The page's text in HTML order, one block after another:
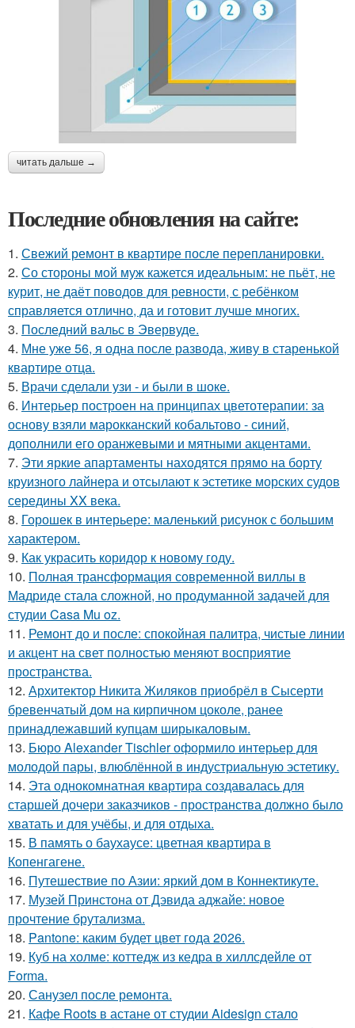
читать дальше →
Последние обновления на сайте:
1. Свежий ремонт в квартире после перепланировки.
2. Со стороны мой муж кажется идеальным: не пьёт, не
курит, не даёт поводов для ревности, с ребёнком
справляется отлично, да и готовит лучше многих.
3. Последний вальс в Эвервуде.
4. Мне уже 56, я одна после развода, живу в старенькой
квартире отца.
5. Врачи сделали узи - и были в шоке.
6. Интерьер построен на принципах цветотерапии: за
основу взяли марокканский кобальтово - синий,
дополнили его оранжевыми и мятными акцентами.
7. Эти яркие апартаменты находятся прямо на борту
круизного лайнера и отсылают к эстетике морских судов
середины XX века.
8. Горошек в интерьере: маленький рисунок с большим
характером.
9. Как украсить коридор к новому году.
10. Полная трансформация современной виллы в
Мадриде стала сложной, но продуманной задачей для
студии Casa Mu oz.
11. Ремонт до и после: спокойная палитра, чистые линии
и акцент на свет полностью меняют восприятие
пространства.
12. Архитектор Никита Жиляков приобрёл в Сысерти
бревенчатый дом на кирпичном цоколе, ранее
принадлежавший купцам ширыкаловым.
13. Бюро Alexander Tischler оформило интерьер для
молодой пары, влюблённой в индустриальную эстетику.
14. Эта однокомнатная квартира создавалась для
старшей дочери заказчиков - пространства должно было
хватать и для учёбы, и для отдыха.
15. В память о баухаусе: цветная квартира в
Копенгагене.
16. Путешествие по Азии: яркий дом в Коннектикуте.
17. Музей Принстона от Дэвида аджайе: новое
прочтение брутализма.
18. Pantone: каким будет цвет года 2026.
19. Куб на холме: коттедж из кедра в хиллсдейле от
Forma.
20. Санузел после ремонта.
21. Кафе Roots в астане от студии Aidesign стало